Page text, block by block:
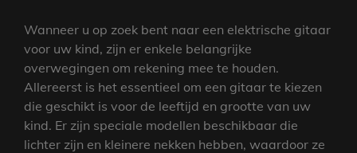
Wanneer u op zoek bent naar een elektrische gitaar
voor uw kind, zijn er enkele belangrijke
overwegingen om rekening mee te houden.
Allereerst is het essentieel om een gitaar te kiezen
die geschikt is voor de leeftijd en grootte van uw
kind. Er zijn speciale modellen beschikbaar die
lichter zijn en kleinere nekken hebben, waardoor ze